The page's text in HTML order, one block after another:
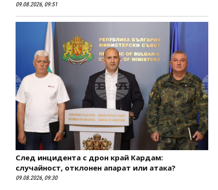
09.08.2026, 09:51
След инцидента с дрон край Кардам:
случайност, отклонен апарат или атака?
09.08.2026, 09:30